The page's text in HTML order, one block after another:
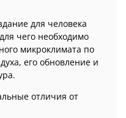
для человека
чего необходимо
микроклимата по
его обновление и
отличия от